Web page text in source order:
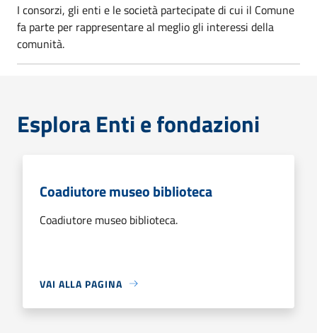
I consorzi, gli enti e le società partecipate di cui il Comune
fa parte per rappresentare al meglio gli interessi della
comunità.
Esplora Enti e fondazioni
Coadiutore museo biblioteca
Coadiutore museo biblioteca.
VAI ALLA PAGINA